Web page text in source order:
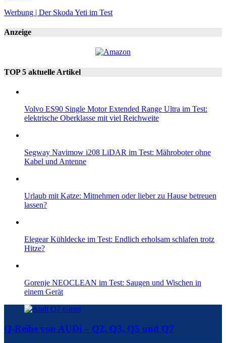
Werbung | Der Skoda Yeti im Test
Anzeige
TOP 5 aktuelle Artikel
Volvo ES90 Single Motor Extended Range Ultra im Test:
elektrische Oberklasse mit viel Reichweite
Segway Navimow i208 LiDAR im Test: Mähroboter ohne
Kabel und Antenne
Urlaub mit Katze: Mitnehmen oder lieber zu Hause betreuen
lassen?
Elegear Kühldecke im Test: Endlich erholsam schlafen trotz
Hitze?
Gorenje NEOCLEAN im Test: Saugen und Wischen in
einem Gerät
Q-Reihe von AUDi – Q2, Q3, Q5 und Q7